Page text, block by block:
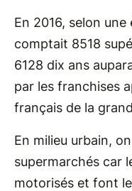
En 2016, selon
comptait 8518
6128 dix ans
par les franchises
français de la
En milieu urbain,
supermarchés car
motorisés et font